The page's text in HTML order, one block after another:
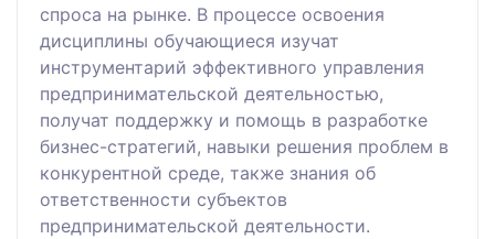
спроса на рынке. В процессе освоения
дисциплины обучающиеся изучат
инструментарий эффективного управления
предпринимательской деятельностью,
получат поддержку и помощь в разработке
бизнес-стратегий, навыки решения проблем в
конкурентной среде, также знания об
ответственности субъектов
предпринимательской деятельности.